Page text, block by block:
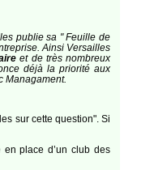
publie sa " Feuille de
Ainsi Versailles
et de très nombreux
déjà la priorité aux
Managament.
sur cette question". Si
en place d’un club des